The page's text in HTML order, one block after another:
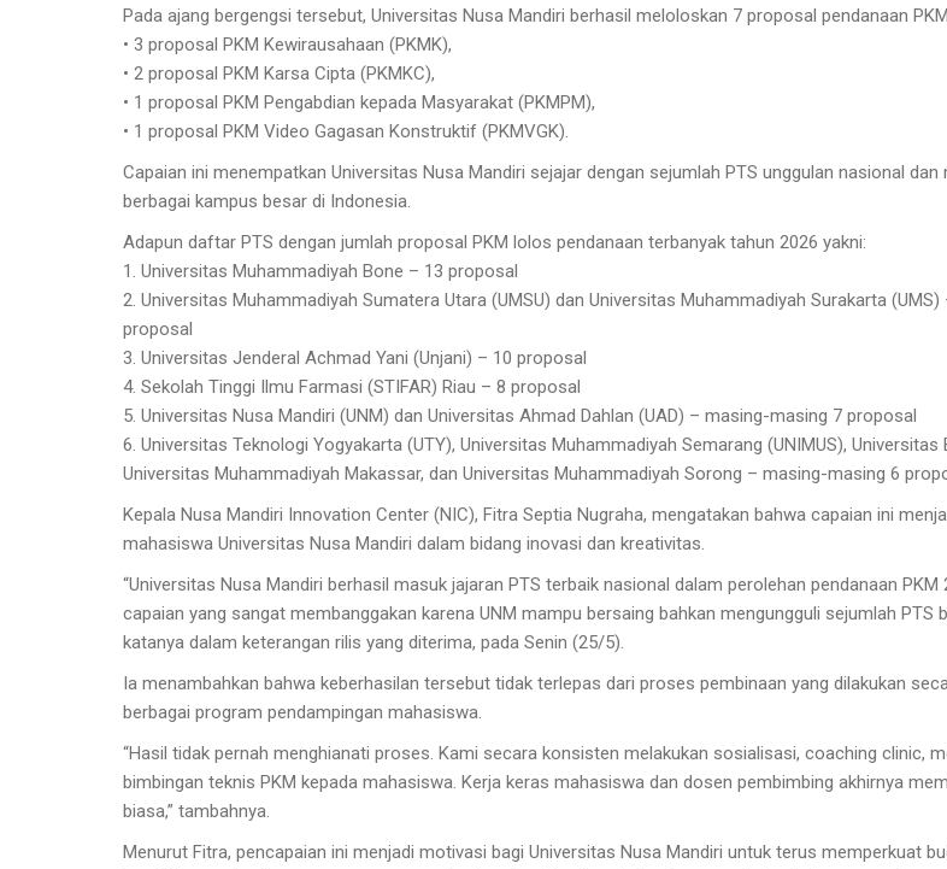
Pada ajang bergengsi tersebut, Universitas Nusa Mandiri berhasil meloloskan 7 proposal pendanaan
• 3 proposal PKM Kewirausahaan (PKMK),
• 2 proposal PKM Karsa Cipta (PKMKC),
• 1 proposal PKM Pengabdian kepada Masyarakat (PKMPM),
• 1 proposal PKM Video Gagasan Konstruktif (PKMVGK).
Capaian ini menempatkan Universitas Nusa Mandiri sejajar dengan sejumlah PTS unggulan nasional
berbagai kampus besar di Indonesia.
Adapun daftar PTS dengan jumlah proposal PKM lolos pendanaan terbanyak tahun 2026 yakni:
1. Universitas Muhammadiyah Bone – 13 proposal
2. Universitas Muhammadiyah Sumatera Utara (UMSU) dan Universitas Muhammadiyah Surakarta
proposal
3. Universitas Jenderal Achmad Yani (Unjani) – 10 proposal
4. Sekolah Tinggi Ilmu Farmasi (STIFAR) Riau – 8 proposal
5. Universitas Nusa Mandiri (UNM) dan Universitas Ahmad Dahlan (UAD) – masing-masing 7 proposal
6. Universitas Teknologi Yogyakarta (UTY), Universitas Muhammadiyah Semarang (UNIMUS), Universitas
Universitas Muhammadiyah Makassar, dan Universitas Muhammadiyah Sorong – masing-masing 6
Kepala Nusa Mandiri Innovation Center (NIC), Fitra Septia Nugraha, mengatakan bahwa capaian ini
mahasiswa Universitas Nusa Mandiri dalam bidang inovasi dan kreativitas.
“Universitas Nusa Mandiri berhasil masuk jajaran PTS terbaik nasional dalam perolehan pendanaan PKM
capaian yang sangat membanggakan karena UNM mampu bersaing bahkan mengungguli sejumlah PTS
katanya dalam keterangan rilis yang diterima, pada Senin (25/5).
Ia menambahkan bahwa keberhasilan tersebut tidak terlepas dari proses pembinaan yang dilakukan
berbagai program pendampingan mahasiswa.
“Hasil tidak pernah menghianati proses. Kami secara konsisten melakukan sosialisasi, coaching clinic,
bimbingan teknis PKM kepada mahasiswa. Kerja keras mahasiswa dan dosen pembimbing akhirnya
biasa,” tambahnya.
Menurut Fitra, pencapaian ini menjadi motivasi bagi Universitas Nusa Mandiri untuk terus memperkuat